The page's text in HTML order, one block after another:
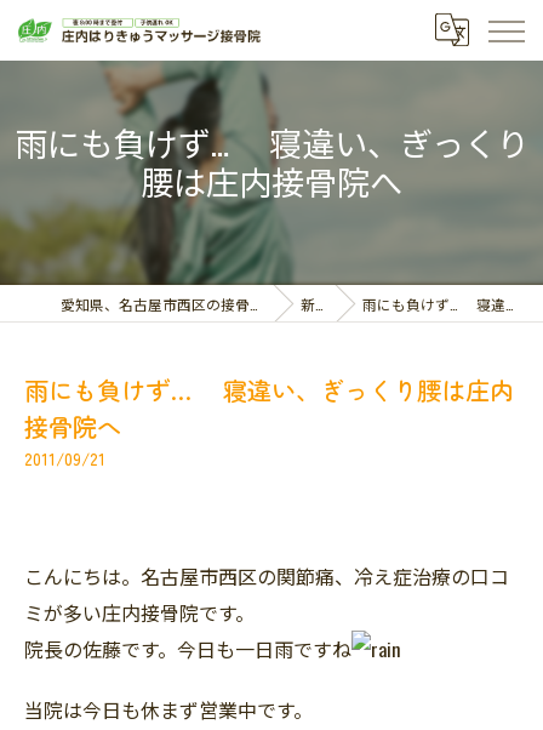
雨にも負けず… 寝違い、ぎっくり
腰は庄内接骨院へ
新着情報 雨にも負けず… 寝違い、ぎっくり腰は庄内接骨院へ
雨にも負けず… 寝違い、ぎっくり腰は庄内
接骨院へ
2011/09/21
こんにちは。名古屋市西区の関節痛、冷え症治療の口コ
ミが多い庄内接骨院です。
院長の佐藤です。今日も一日雨ですね
当院は今日も休まず営業中です。